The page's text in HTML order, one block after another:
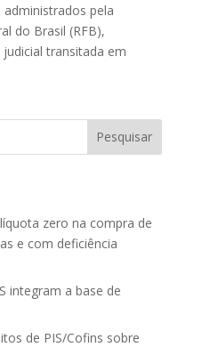
pela
do Brasil (RFB),
transitada em
zero na compra de
e com deficiência
integram a base de
de PIS/Cofins sobre